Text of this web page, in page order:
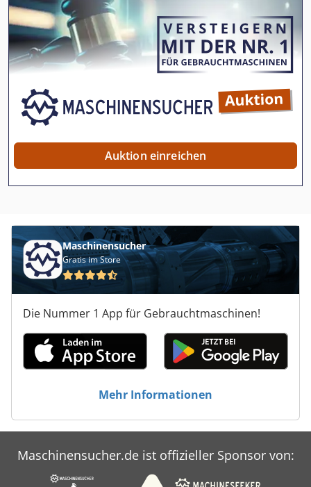
Auktion einreichen
Maschinensucher
Gratis im Store
Die Nummer 1 App für Gebrauchtmaschinen!
Mehr Informationen
Maschinensucher.de ist offizieller Sponsor von: